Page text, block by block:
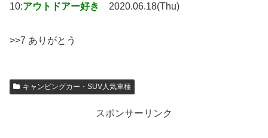
10:アウトドアー好き 2020.06.18(Thu)
>>7 ありがとう
キャンピングカー・SUV人気車種
スポンサーリンク